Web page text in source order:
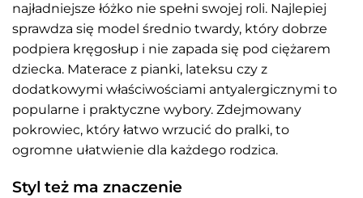
najładniejsze łóżko nie spełni swojej roli. Najlepiej
sprawdza się model średnio twardy, który dobrze
podpiera kręgosłup i nie zapada się pod ciężarem
dziecka. Materace z pianki, lateksu czy z
dodatkowymi właściwościami antyalergicznymi to
popularne i praktyczne wybory. Zdejmowany
pokrowiec, który łatwo wrzucić do pralki, to
ogromne ułatwienie dla każdego rodzica.
Styl też ma znaczenie